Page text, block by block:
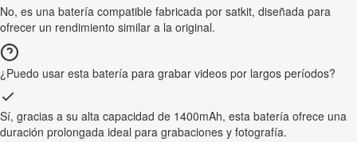
No, es una batería compatible fabricada por satkit, diseñada para
ofrecer un rendimiento similar a la original.
¿Puedo usar esta batería para grabar videos por largos períodos?
Sí, gracias a su alta capacidad de 1400mAh, esta batería ofrece una
duración prolongada ideal para grabaciones y fotografía.